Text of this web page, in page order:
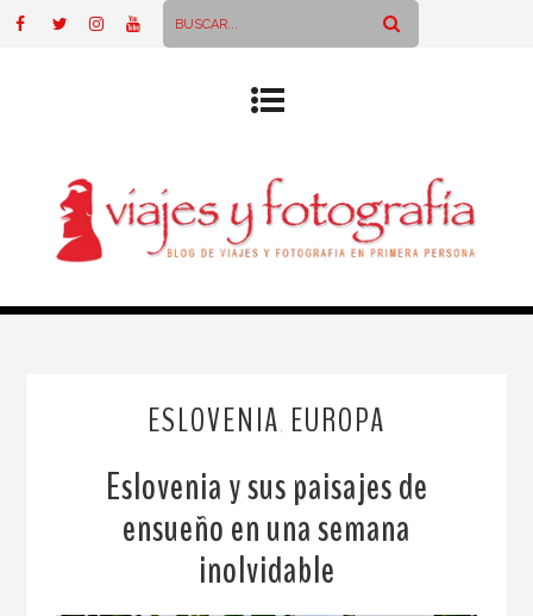
ESLOVENIA EUROPA
Eslovenia y sus paisajes de
ensueño en una semana
inolvidable